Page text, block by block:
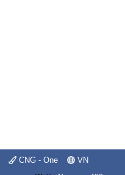
CNG - One VN